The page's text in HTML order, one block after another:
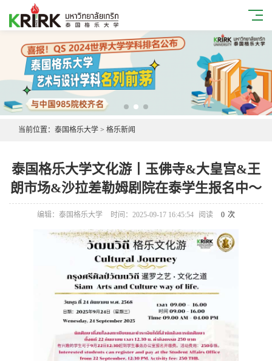
当前位置： 泰国格乐大学 > 格乐新闻
泰国格乐大学文化游丨玉佛寺&大皇宫&王
朗市场&沙拉差勒姆剧院在泰学生报名中～
编辑：泰国格乐大学 时间：2025-09-17 16:45:54 阅读 0 次